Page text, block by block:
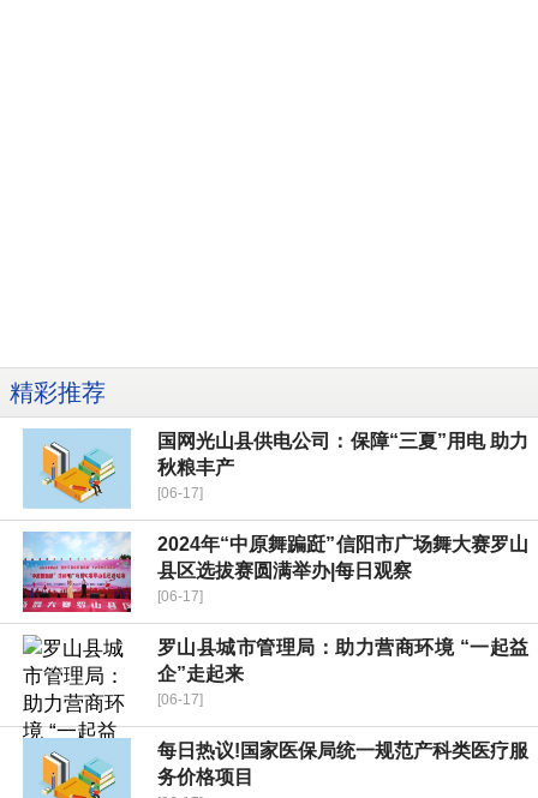
精彩推荐
​国网光山县供电公司：保障“三夏”用电 助力
秋粮丰产
[06-17]
2024年“中原舞蹁跹”信阳市广场舞大赛罗山
县区选拔赛圆满举办|每日观察
[06-17]
罗山县城市管理局：助力营商环境 “一起益
企”走起来
[06-17]
每日热议!国家医保局统一规范产科类医疗服
务价格项目